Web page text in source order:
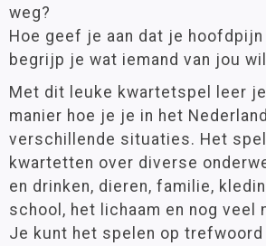
weg?
Hoe geef je aan dat je hoofdpijn
begrijp je wat iemand van jou
Met dit leuke kwartetspel leer
manier hoe je je in het
verschillende situaties. Het
kwartetten over diverse
en drinken, dieren, familie,
school, het lichaam en nog veel
Je kunt het spelen op